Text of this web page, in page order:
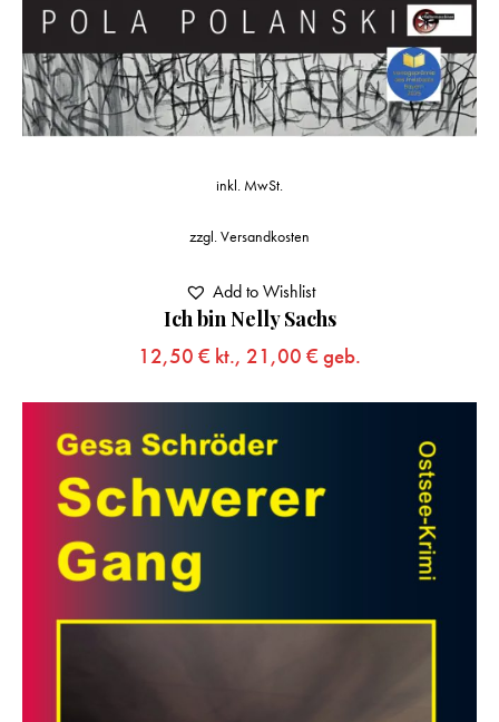
Ich bin Nelly Sachs
12,50 € kt., 21,00 € geb.
inkl. MwSt.
zzgl.Versandkosten
Add to Wishlist